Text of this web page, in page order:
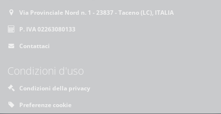
Via Provinciale Nord n. 1 - 23837 - Taceno (LC), ITALIA
P. IVA 02263080133
Contattaci
Condizioni d'uso
Condizioni della privacy
Preferenze cookie